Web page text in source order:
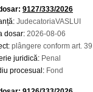
9127/333/2026
JudecatoriaVASLUI
dosar: 2026-08-06
plângere conform art.
juridică: Penal
procesual: Fond